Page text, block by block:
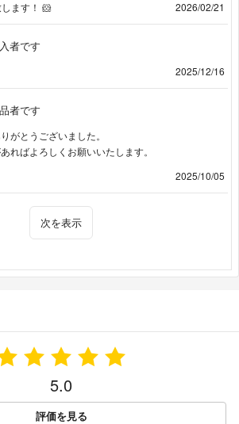
ます！ 🐹 2026/02/21
者です
2025/12/16
者です
がとうございました。
ればよろしくお願いいたします。
2025/10/05
次を表示
5.0
評価を見る